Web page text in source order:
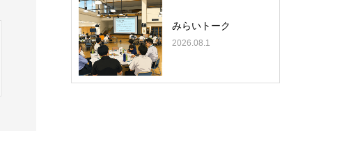
みらいトーク
2026.08.1